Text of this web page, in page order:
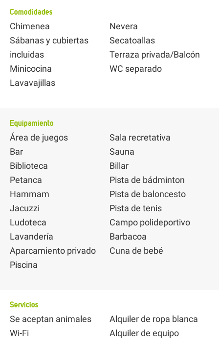
Comodidades
Chimenea
Sábanas y cubiertas
incluidas
Minicocina
Lavavajillas
Nevera
Secatoallas
Terraza privada/Balcón
WC separado
Equipamiento
Área de juegos
Bar
Biblioteca
Petanca
Hammam
Jacuzzi
Ludoteca
Lavandería
Aparcamiento privado
Piscina
Sala recretativa
Sauna
Billar
Pista de bádminton
Pista de baloncesto
Pista de tenis
Campo polideportivo
Barbacoa
Cuna de bebé
Servicios
Se aceptan animales
Wi-Fi
Alquiler de ropa blanca
Alquiler de equipo